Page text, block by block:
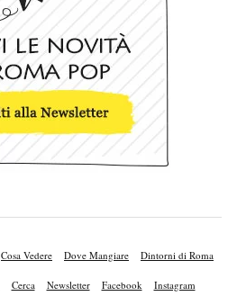
Cosa Vedere Dove Mangiare Dintorni di Roma
Cerca Newsletter Facebook Instagram